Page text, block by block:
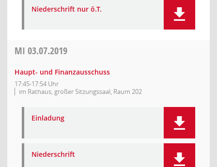
Niederschrift nur ö.T.
MI 03.07.2019
Haupt- und Finanzausschuss
17:45-17:54 Uhr
im Rathaus, großer Sitzungssaal, Raum 202
Einladung
Niederschrift